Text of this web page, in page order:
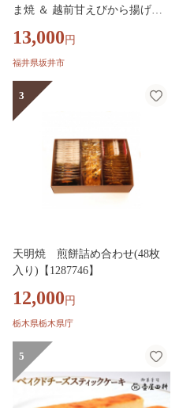
ま焼 ＆ 越前甘えびから揚げせ
13,000 円
福井県坂井市
3
天明焼 煎餅詰め合わせ(48枚
入り)【1287746】
12,000 円
栃木県栃木県庁
5